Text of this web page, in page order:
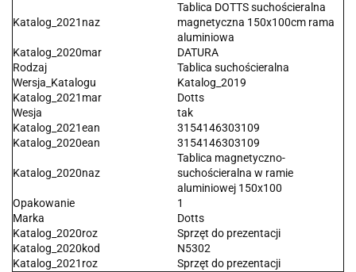
Katalog_2021naz
Tablica DOTTS suchościeralna
magnetyczna 150x100cm rama
aluminiowa
Katalog_2020mar
DATURA
Rodzaj
Tablica suchościeralna
Wersja_Katalogu
Katalog_2019
Katalog_2021mar
Dotts
Wesja
tak
Katalog_2021ean
3154146303109
Katalog_2020ean
3154146303109
Katalog_2020naz
Tablica magnetyczno-
suchościeralna w ramie
aluminiowej 150x100
Opakowanie
1
Marka
Dotts
Katalog_2020roz
Sprzęt do prezentacji
Katalog_2020kod
N5302
Katalog_2021roz
Sprzęt do prezentacji